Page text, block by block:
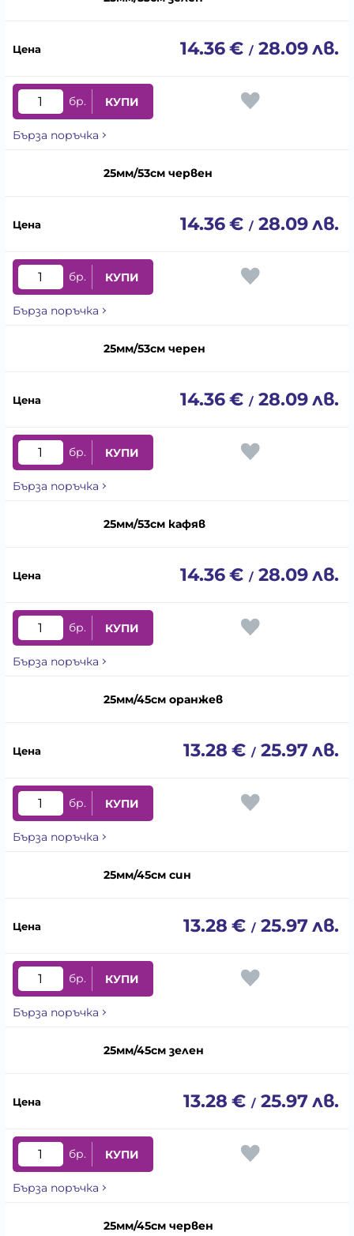
14.36€ / 28.09лв.
бр. КУПИ
Бърза поръчка
25мм/53см червен
14.36€ / 28.09лв.
бр. КУПИ
Бърза поръчка
25мм/53см черен
14.36€ / 28.09лв.
бр. КУПИ
Бърза поръчка
25мм/53см кафяв
14.36€ / 28.09лв.
бр. КУПИ
Бърза поръчка
25мм/45см оранжев
13.28 € / 25.97лв.
бр. КУПИ
Бърза поръчка
25мм/45см син
13.28 € / 25.97лв.
бр. КУПИ
Бърза поръчка
25мм/45см зелен
13.28 € / 25.97лв.
бр. КУПИ
Бърза поръчка
25мм/45см червен